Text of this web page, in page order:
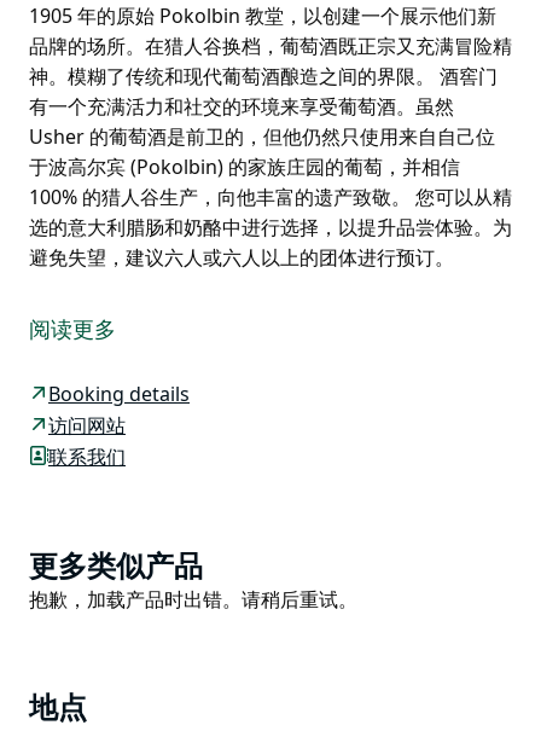
1905 年的原始 Pokolbin 教堂，以创建一个展示他们新
品牌的场所。在猎人谷换档，葡萄酒既正宗又充满冒险精
神。模糊了传统和现代葡萄酒酿造之间的界限。 酒窖门
有一个充满活力和社交的环境来享受葡萄酒。虽然
Usher 的葡萄酒是前卫的，但他仍然只使用来自自己位
于波高尔宾 (Pokolbin) 的家族庄园的葡萄，并相信
100% 的猎人谷生产，向他丰富的遗产致敬。 您可以从精
选的意大利腊肠和奶酪中进行选择，以提升品尝体验。为
避免失望，建议六人或六人以上的团体进行预订。
与他的祖父和父亲一起，他拥有三代农业专业知识。奶牛
场、牧牛场和酿酒师。
他们都拥有相同的名字和对这片土地的共同热情。作为对
此的致敬，Usher Tinkler Wines 诞生了。 Usher 和妻
子 Ebony 购买并翻新了建于 1905 年的原始 Pokolbin 教
酒窖门有一个充满活力和社交的环境来享受葡萄酒。虽然
Usher 的葡萄酒是前卫的，但他仍然只使用来自自己位
您可以从精选的意大利腊肠和奶酪中进行选择，以提升品
阅读更多
Booking details
访问网站
联系我们
Product
List
更多类似产品
Product
抱歉，加载产品时出错。请稍后重试。
地点